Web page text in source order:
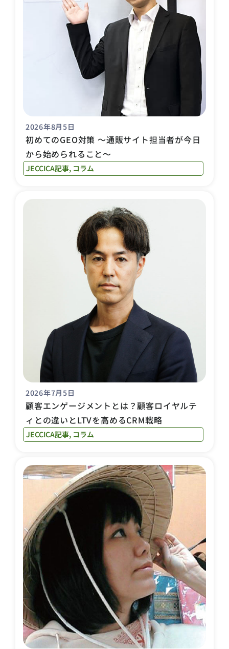
2026年8月5日
初めてのGEO対策 〜通販サイト担当者が今日
から始められること〜
JECCICA記事, コラム
2026年7月5日
顧客エンゲージメントとは？顧客ロイヤルテ
ィとの違いとLTVを高めるCRM戦略
JECCICA記事, コラム